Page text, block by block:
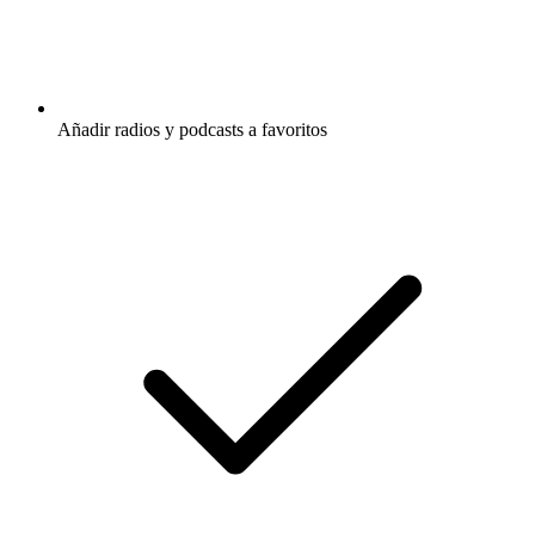
Añadir radios y podcasts a favoritos